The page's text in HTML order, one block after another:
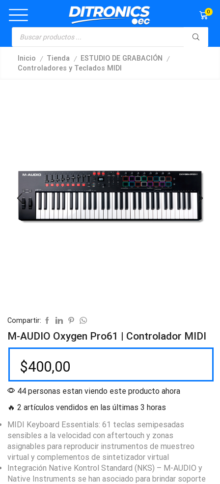
0
Inicio / Tienda / ESTUDIO DE GRABACIÓN /
Controladores y Teclados MIDI
Compartir:
M-AUDIO Oxygen Pro61 | Controlador MIDI
$400,00
44 personas estan viendo este producto ahora
🔥 2 artículos vendidos en las últimas 3 horas
MIDI Keyboard Essentials: 61 teclas semipesadas
sensibles a la velocidad con aftertouch y zonas
asignables para reproducir instrumentos de muestreo
virtual y complementos de sintetizador virtual
Integración Native Kontrol Standard (NKS) – M-AUDIO y
Native Instruments se han asociado para brindar soporte